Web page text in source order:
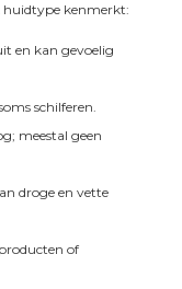
huidtype kenmerkt:
en kan gevoelig
schilferen.
meestal geen
droge en vette
of